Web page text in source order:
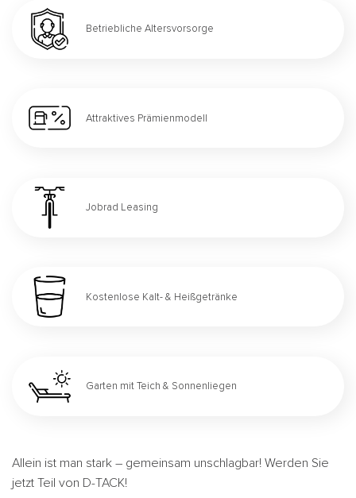
Betriebliche Altersvorsorge
Attraktives Prämienmodell
Jobrad Leasing
Kostenlose Kalt- & Heißgetränke
Garten mit Teich & Sonnenliegen
Allein ist man stark – gemeinsam unschlagbar! Werden Sie
jetzt Teil von D-TACK!